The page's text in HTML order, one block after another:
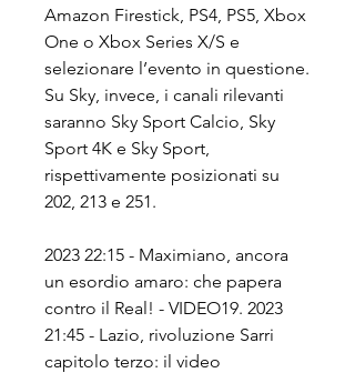
Amazon Firestick, PS4, PS5, Xbox
One o Xbox Series X/S e
selezionare l’evento in questione.
Su Sky, invece, i canali rilevanti
saranno Sky Sport Calcio, Sky
Sport 4K e Sky Sport,
rispettivamente posizionati su
202, 213 e 251.
2023 22:15 - Maximiano, ancora
un esordio amaro: che papera
contro il Real! - VIDEO19. 2023
21:45 - Lazio, rivoluzione Sarri
capitolo terzo: il video